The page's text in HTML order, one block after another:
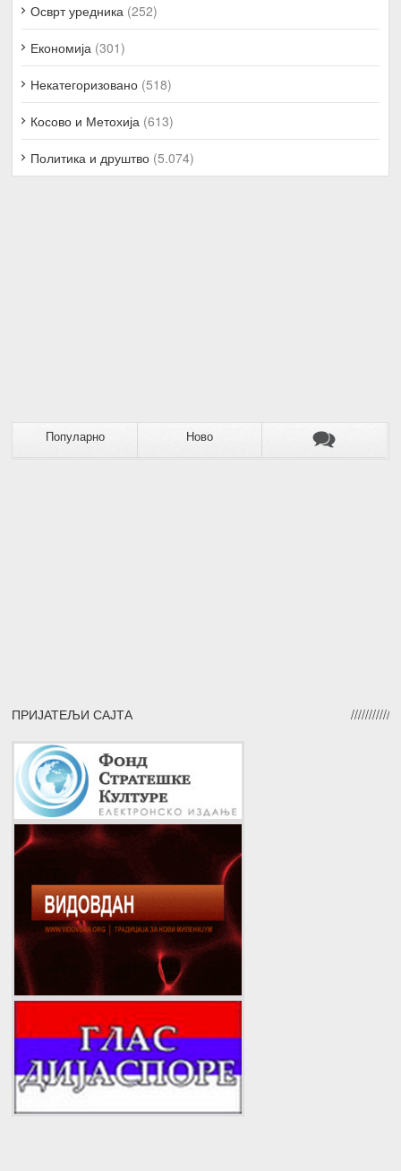
Осврт уредника (252)
Економија (301)
Некатегоризовано (518)
Косово и Метохија (613)
Политика и друштво (5.074)
Популарно Ново
ПРИЈАТЕЉИ САЈТА